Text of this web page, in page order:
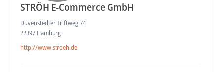
STRÖH E-Commerce GmbH
Duvenstedter Triftweg 74
22397 Hamburg
http://www.stroeh.de